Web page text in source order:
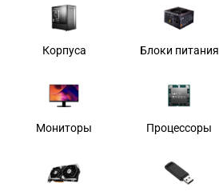
Корпуса Блоки питания
Мониторы Процессоры